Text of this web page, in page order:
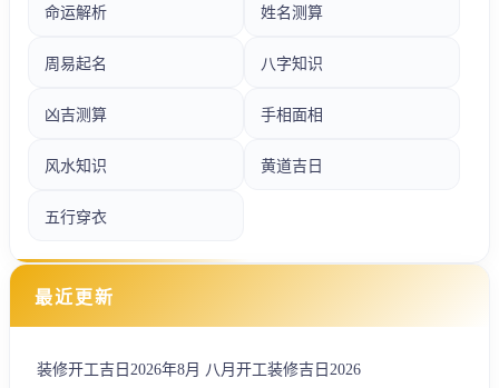
命运解析 姓名测算
周易起名 八字知识
凶吉测算 手相面相
风水知识 黄道吉日
五行穿衣
最近更新
装修开工吉日2026年8月 八月开工装修吉日2026